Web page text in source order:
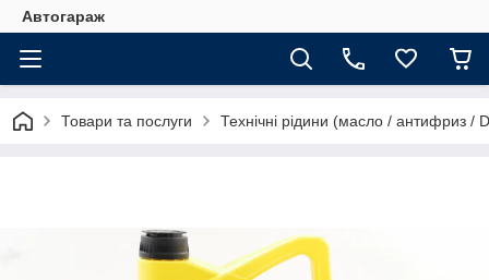
Автогараж
Товари та послуги Технічні рідини (масло / антифриз /